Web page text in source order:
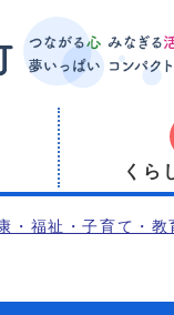
くら
・福祉・子育て・教